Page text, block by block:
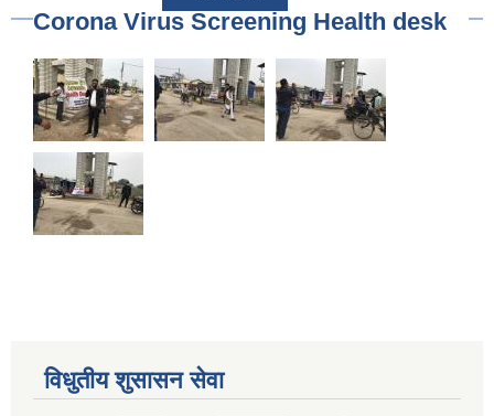
Corona Virus Screening Health desk
विधुतीय शुसासन सेवा